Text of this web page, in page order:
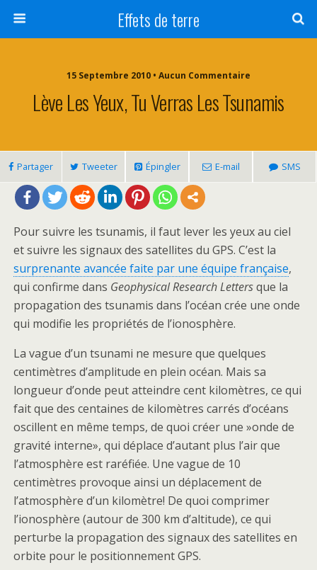
Effets de terre
15 Septembre 2010 • Aucun Commentaire
Lève Les Yeux, Tu Verras Les Tsunamis
Partager Tweeter Épingler E-mail SMS
Pour suivre les tsunamis, il faut lever les yeux au ciel
et suivre les signaux des satellites du GPS. C’est la
surprenante avancée faite par une équipe française,
qui confirme dans Geophysical Research Lettersque la
propagation des tsunamis dans l’océan crée une onde
qui modifie les propriétés de l’ionosphère.
La vague d’un tsunami ne mesure que quelques
centimètres d’amplitude en plein océan. Mais sa
longueur d’onde peut atteindre cent kilomètres, ce qui
fait que des centaines de kilomètres carrés d’océans
oscillent en même temps, de quoi créer une »onde de
gravité interne», qui déplace d’autant plus l’air que
l’atmosphère est raréfiée. Une vague de 10
centimètres provoque ainsi un déplacement de
l’atmosphère d’un kilomètre! De quoi comprimer
l’ionosphère (autour de 300 km d’altitude), ce qui
perturbe la propagation des signaux des satellites en
orbite pour le positionnement GPS.